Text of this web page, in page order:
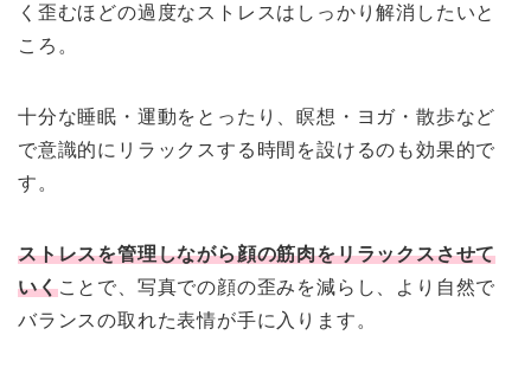
く歪むほどの過度なストレスはしっかり解消したいと
ころ。
十分な睡眠・運動をとったり、瞑想・ヨガ・散歩など
で意識的にリラックスする時間を設けるのも効果的で
す。
ストレスを管理しながら顔の筋肉をリラックスさせて
いくことで、写真での顔の歪みを減らし、より自然で
バランスの取れた表情が手に入ります。